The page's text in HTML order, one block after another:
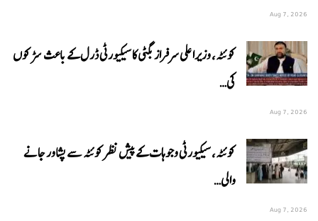
Aug 7, 2026
کوئٹہ، وزیراعلی سرفراز بگٹی کا سیکیورٹی ڈرل کے باعث سڑکوں
کی…
Aug 7, 2026
کوئٹہ، سیکیورٹی وجوہات کے پیش نظر کوئٹہ سے پشاور جانے
والی…
Aug 7, 2026